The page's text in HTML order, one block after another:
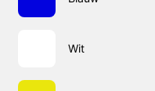
Wit